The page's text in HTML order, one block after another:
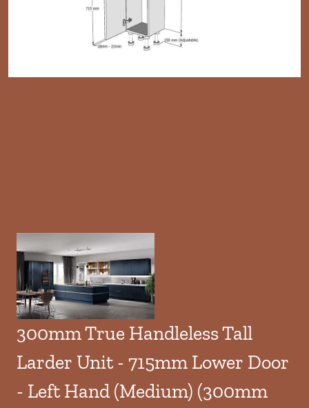
300mm True Handleless Tall
Larder Unit - 715mm Lower Door
- Left Hand (Medium) (300mm